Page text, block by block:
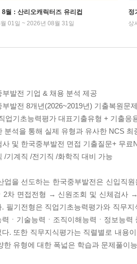
8월 : 산리오캐릭터즈 유리컵
01일 ~ 2026년 08월 31일
정
상
부발전 기업 & 채용 분석 제공
부발전 8개년(2026~2019년) 기출복원문
업기초능력평가 대표기출유형 + 기출응
분석을 통해 실제 유형과 유사한 NCS 최
사 및 한국중부발전 면접 기출질문+ 무료
/기계직 /전기직 /화학직 대비 가능
업을 선도하는 한국중부발전은 신입직
차 면접전형 → 신원조회 및 신체검사 →
. 필기전형은 직업기초능력평가와 직무
력ㆍ기술능력ㆍ조직이해능력ㆍ정보능
다. 또한 직무지식평가는 직렬별로 내용
한 유형에 대한 폭넓은 학습과 문제풀이